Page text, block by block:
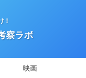
！
察ラボ
映画